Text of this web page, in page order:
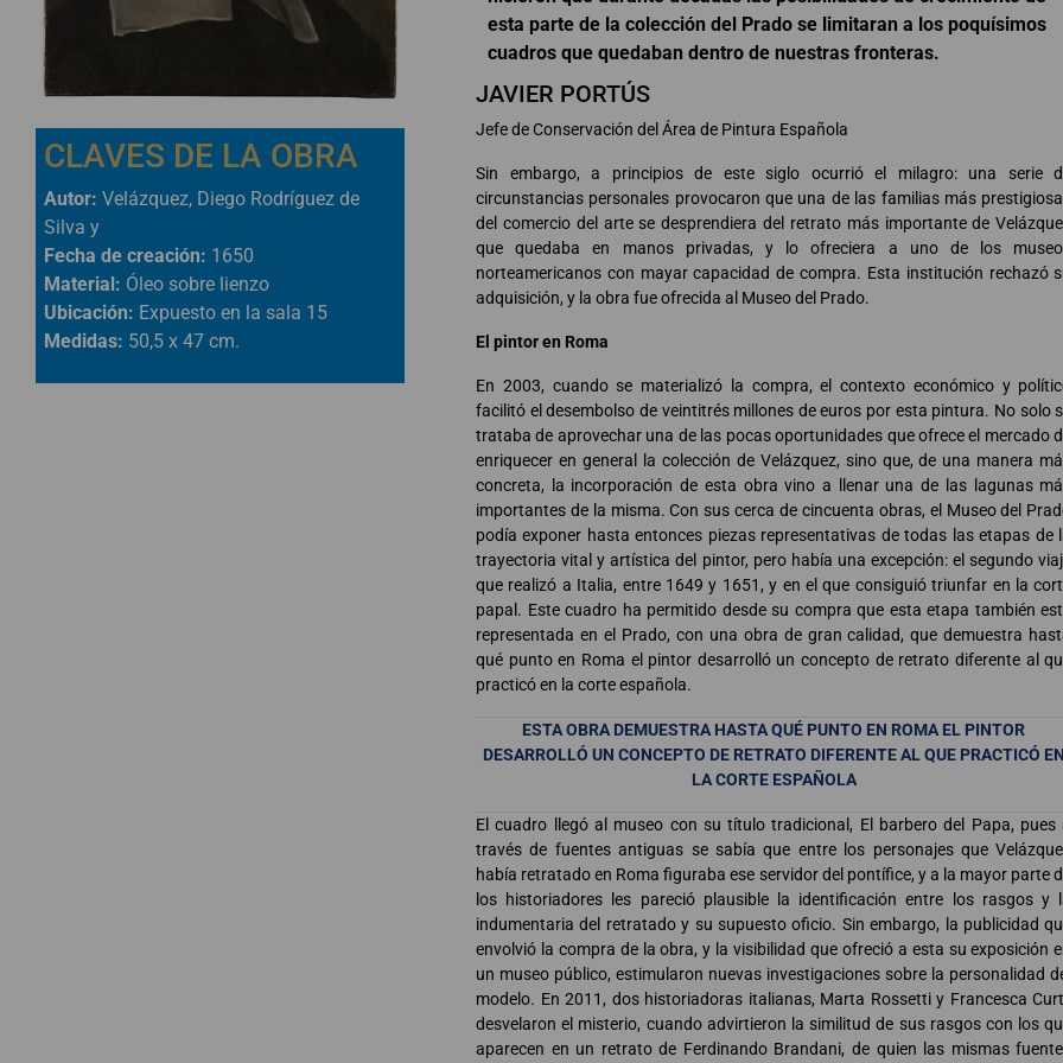
CLAVES DE LA OBRA
Autor: Velázquez, Diego Rodríguez de
Silva y
Fecha de creación: 1650
Material: Óleo sobre lienzo
Ubicación: Expuesto en la sala 15
Medidas: 50,5 x 47 cm.
esta parte de la colección del Prado se limitaran a los poquísimos
cuadros que quedaban dentro de nuestras fronteras.
JAVIER PORTÚS
Jefe de Conservación del Área de Pintura Española
Sin embargo, a principios de este siglo ocurrió el milagro: una serie
circunstancias personales provocaron que una de las familias más
del comercio del arte se desprendiera del retrato más importante de
que quedaba en manos privadas, y lo ofreciera a uno de los
norteamericanos con mayar capacidad de compra. Esta institución rechazó
adquisición, y la obra fue ofrecida al Museo del Prado.
El pintor en Roma
En 2003, cuando se materializó la compra, el contexto económico y
facilitó el desembolso de veintitrés millones de euros por esta pintura. No solo
trataba de aprovechar una de las pocas oportunidades que ofrece el mercado
enriquecer en general la colección de Velázquez, sino que, de una manera
concreta, la incorporación de esta obra vino a llenar una de las lagunas
importantes de la misma. Con sus cerca de cincuenta obras, el Museo del
podía exponer hasta entonces piezas representativas de todas las etapas de
trayectoria vital y artística del pintor, pero había una excepción: el segundo
que realizó a Italia, entre 1649 y 1651, y en el que consiguió triunfar en la
papal. Este cuadro ha permitido desde su compra que esta etapa también
representada en el Prado, con una obra de gran calidad, que demuestra
qué punto en Roma el pintor desarrolló un concepto de retrato diferente al
practicó en la corte española.
ESTA OBRA DEMUESTRA HASTA QUÉ PUNTO EN ROMA EL PINTOR
DESARROLLÓ UN CONCEPTO DE RETRATO DIFERENTE AL QUE PRACTICÓ EN
LA CORTE ESPAÑOLA
El cuadro llegó al museo con su título tradicional, El barbero del Papa, pues
través de fuentes antiguas se sabía que entre los personajes que
había retratado en Roma figuraba ese servidor del pontífice, y a la mayor parte
los historiadores les pareció plausible la identificación entre los rasgos y
indumentaria del retratado y su supuesto oficio. Sin embargo, la publicidad
envolvió la compra de la obra, y la visibilidad que ofreció a esta su exposición
un museo público, estimularon nuevas investigaciones sobre la personalidad
modelo. En 2011, dos historiadoras italianas, Marta Rossetti y Francesca
desvelaron el misterio, cuando advirtieron la similitud de sus rasgos con los
aparecen en un retrato de Ferdinando Brandani, de quien las mismas